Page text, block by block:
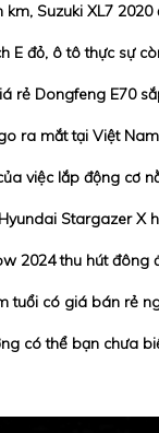
km, Suzuki XL7
E đỏ, ô tô thực sự
rẻ Dongfeng E70
ra mắt tại Việt
việc lắp động cơ
Stargazer X
2024 thu hút đông
tuổi có giá bán rẻ
có thể bạn chưa